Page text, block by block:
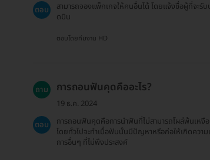
ตอบ
สามารถจองแพ็กเกจให้คนอื่นได้ โดยแจ้งชื่อผู้ที่จะรั
ดมิน
ตอบโดยทีมงาน HD
ถาม การถอนฟันคุดคืออะไร?
19 ธ.ค. 2024
ตอบ
การถอนฟันคุดคือการนำฟันที่ไม่สามารถโผล่พ้นเหงื
โดยทั่วไปจะทำเมื่อฟันนั้นมีปัญหาหรือก่อให้เกิดความ
การอื่นๆ ที่ไม่พึงประสงค์